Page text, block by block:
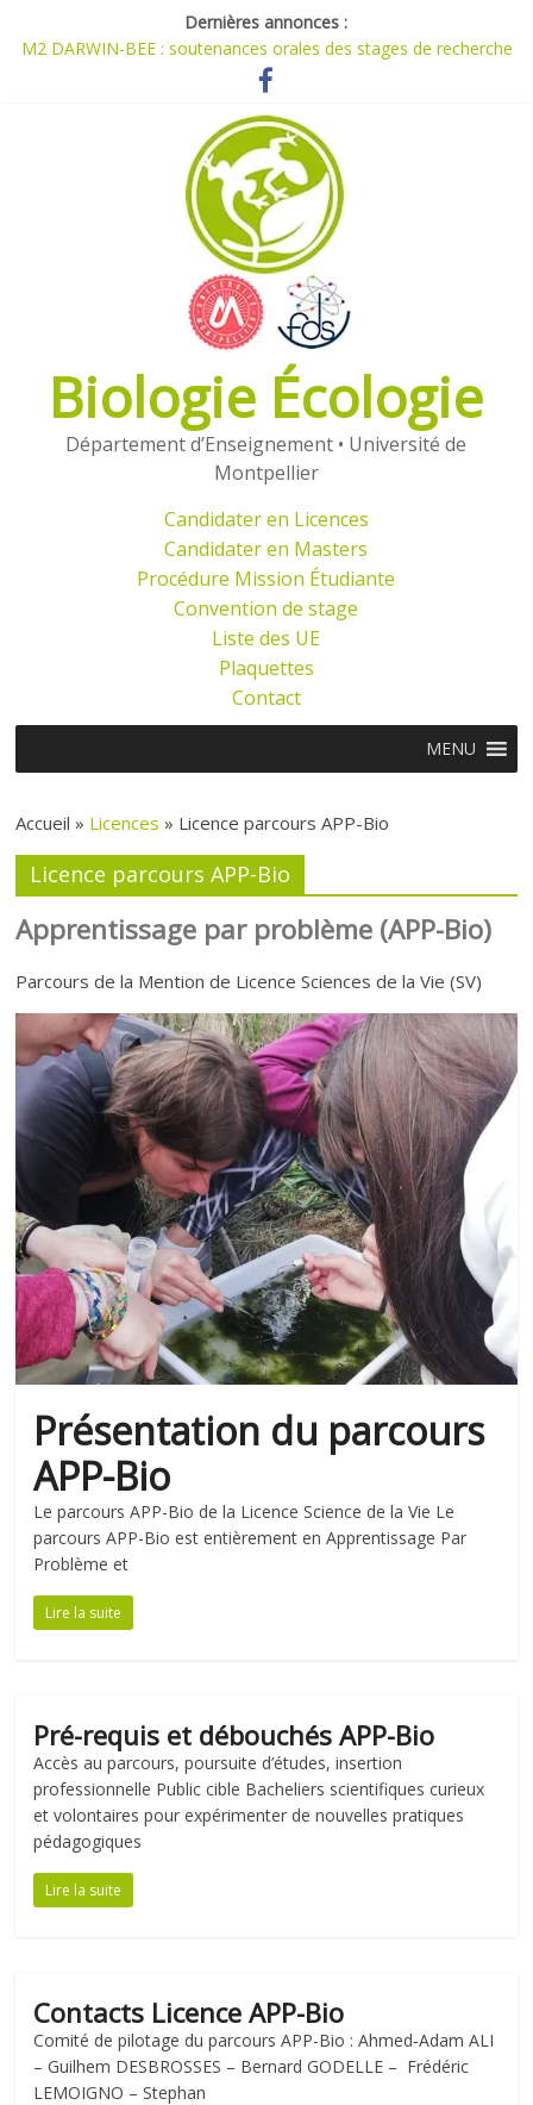
Dernières annonces :
M2 DARWIN-BEE : soutenances orales des stages de recherche
Planning M1 et M2 du parcours Darwin
Travaux réalisés dans le cadre de l’UE ORPAM
Candidater en Masters (2026)
Candidater en Licences (2026)
Biologie Écologie
Département d’Enseignement • Université de
Montpellier
Candidater en Licences
Candidater en Masters
Procédure Mission Étudiante
Convention de stage
Liste des UE
Plaquettes
Contact
MENU
Accueil » Licences » Licence parcours APP-Bio
Licence parcours APP-Bio
Apprentissage par problème (APP-Bio)
Parcours de la Mention de Licence Sciences de la Vie (SV)
Présentation du parcours
APP-Bio
Le parcours APP-Bio de la Licence Science de la Vie Le
parcours APP-Bio est entièrement en Apprentissage Par
Problème et
Lire la suite
Pré-requis et débouchés APP-Bio
Accès au parcours, poursuite d’études, insertion
professionnelle Public cible Bacheliers scientifiques curieux
et volontaires pour expérimenter de nouvelles pratiques
pédagogiques
Lire la suite
Contacts Licence APP-Bio
Comité de pilotage du parcours APP-Bio : Ahmed‐Adam ALI
– Guilhem DESBROSSES – Bernard GODELLE – Frédéric
LEMOIGNO – Stephan